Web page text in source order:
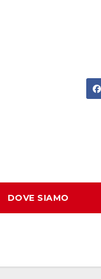
DOVE SIAMO